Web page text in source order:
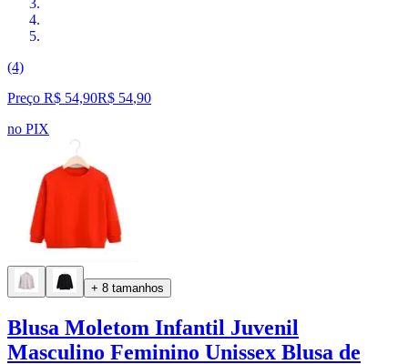
(4)
Preço R$ 54,90R$ 54,90
no PIX
+ 8 tamanhos
Blusa Moletom Infantil Juvenil
Masculino Feminino Unissex Blusa de